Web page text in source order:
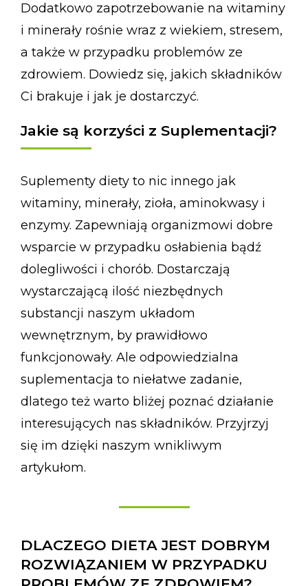
Dodatkowo zapotrzebowanie na witaminy
i minerały rośnie wraz z wiekiem, stresem,
a także w przypadku problemów ze
zdrowiem. Dowiedz się, jakich składników
Ci brakuje i jak je dostarczyć.
Jakie są korzyści z Suplementacji?
Suplementy diety to nic innego jak
witaminy, minerały, zioła, aminokwasy i
enzymy. Zapewniają organizmowi dobre
wsparcie w przypadku osłabienia bądź
dolegliwości i chorób. Dostarczają
wystarczającą ilość niezbędnych
substancji naszym układom
wewnętrznym, by prawidłowo
funkcjonowały. Ale odpowiedzialna
suplementacja to niełatwe zadanie,
dlatego też warto bliżej poznać działanie
interesujących nas składników. Przyjrzyj
się im dzięki naszym wnikliwym
artykułom.
DLACZEGO DIETA JEST DOBRYM
ROZWIĄZANIEM W PRZYPADKU